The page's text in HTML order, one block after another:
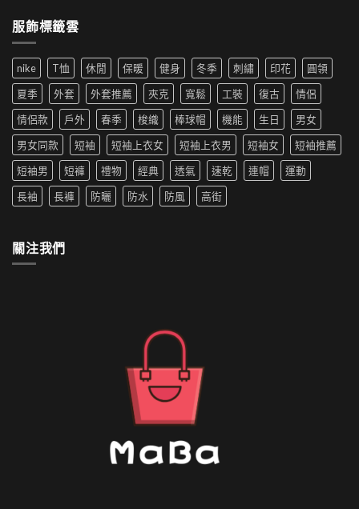
來
尚
革
新〉
中
短
褲
為
夏
季
新
寵〉
中
搭|
生
穿
搭
推
薦|
女
生
穿
推
薦〉
中
外
用
洗
衣
機
嗎
防
水
外
套
清
洗〉
服飾標籤雲
nike T恤 休閒 保暖 健身 冬季 刺繡 印花
圓領
夏季
外套 外套推薦 夾克 寬鬆 工裝 復古
情侶
情侶款
戶外 春季 梭織 棒球帽 機能 生日
男女
男女同款
短袖 短袖上衣女 短袖上衣男 短袖女
短袖推薦
短袖男
短褲 禮物 經典 透氣 速乾 連帽
運動
長袖
長褲 防曬 防水 防風 高街
關注我們